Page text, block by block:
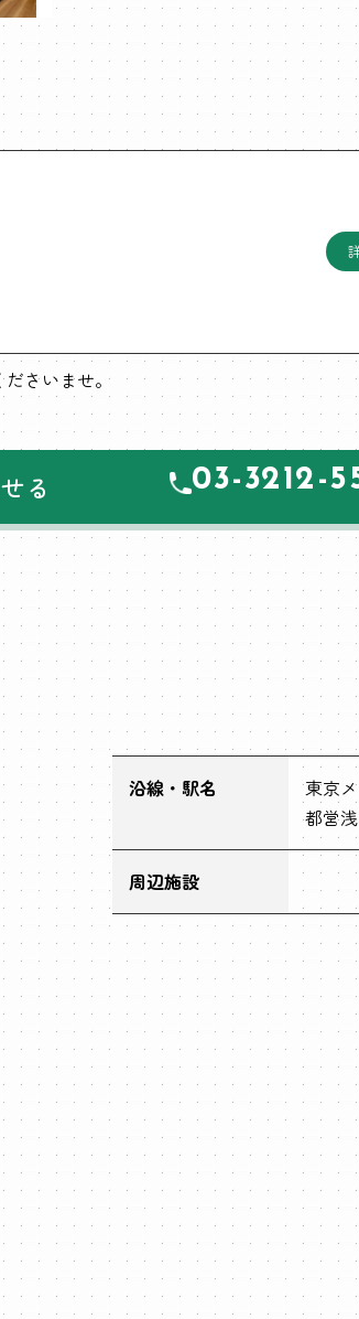
さいませ。
る 03-3212-
沿線・駅名
東京
都営
周辺施設